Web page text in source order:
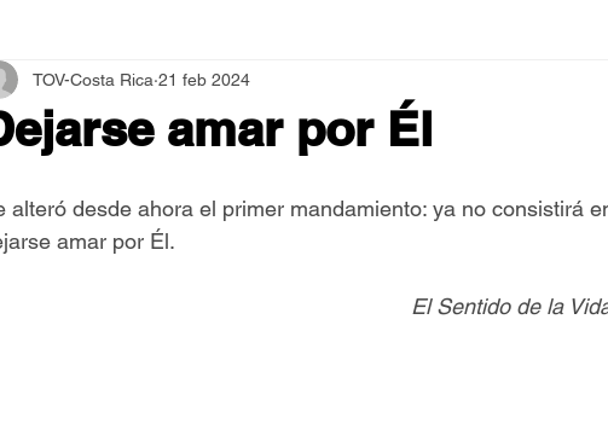
Internacional 2018 Asamblea Nacional
amar por Él
TOV-Costa Rica 21 feb 2024
alteró desde ahora el primer mandamiento: ya no consistirá
amar por Él.
El Sentido de la